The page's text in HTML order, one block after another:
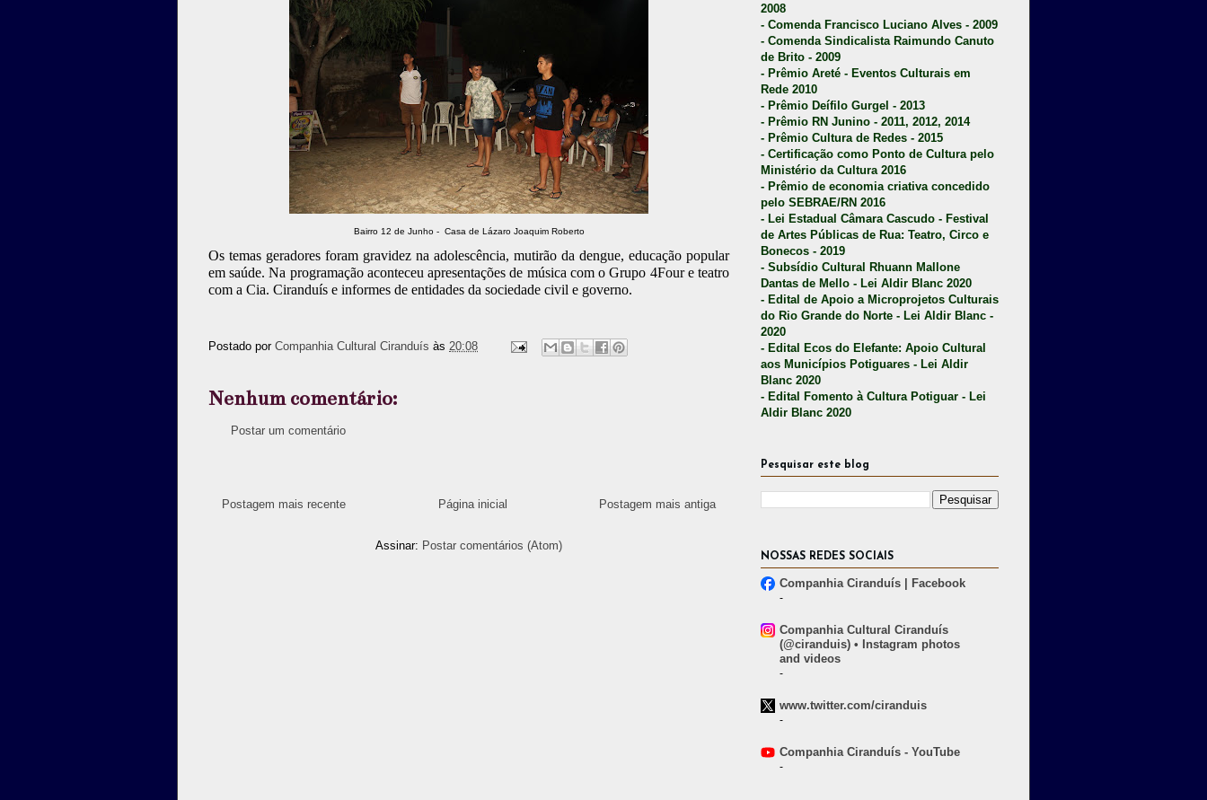
Bairro 12 de Junho - Casa de Lázaro Joaquim Roberto
Os temas geradores foram gravidez na adolescência, mutirão da dengue, educação popular
em saúde. Na programação aconteceu apresentações de música com o Grupo 4Four e teatro
com a Cia. Ciranduís e informes de entidades da sociedade civil e governo.
Postado por Companhia Cultural Ciranduís às 20:08
Nenhum comentário:
Postar um comentário
Postagem mais recente Postagem mais antiga
Página inicial
Assinar: Postar comentários (Atom)
2008
- Comenda Francisco Luciano Alves - 2009
- Comenda Sindicalista Raimundo Canuto
de Brito - 2009
- Prêmio Areté - Eventos Culturais em
Rede 2010
- Prêmio Deífilo Gurgel - 2013
- Prêmio RN Junino - 2011, 2012, 2014
- Prêmio Cultura de Redes - 2015
- Certificação como Ponto de Cultura pelo
Ministério da Cultura 2016
- Prêmio de economia criativa concedido
pelo SEBRAE/RN 2016
- Lei Estadual Câmara Cascudo - Festival
de Artes Públicas de Rua: Teatro, Circo e
Bonecos - 2019
- Subsídio Cultural Rhuann Mallone
Dantas de Mello - Lei Aldir Blanc 2020
- Edital de Apoio a Microprojetos Culturais
do Rio Grande do Norte - Lei Aldir Blanc -
2020
- Edital Ecos do Elefante: Apoio Cultural
aos Municípios Potiguares - Lei Aldir
Blanc 2020
- Edital Fomento à Cultura Potiguar - Lei
Aldir Blanc 2020
Pesquisar este blog
NOSSAS REDES SOCIAIS
Companhia Ciranduís | Facebook
-
Companhia Cultural Ciranduís
(@ciranduis) • Instagram photos
and videos
-
www.twitter.com/ciranduis
-
Companhia Ciranduís - YouTube
-